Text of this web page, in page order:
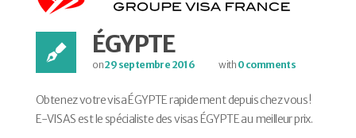
ÉGYPTE
on29 septembre 2016 with 0 comments
Obtenez votre visa ÉGYPTE rapidement depuis chez vous !
E-VISAS est le spécialiste des visas ÉGYPTE au meilleur prix.